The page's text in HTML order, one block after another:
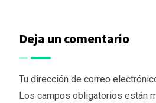
Deja un comentario
Tu dirección de correo
Los campos obligatorios están